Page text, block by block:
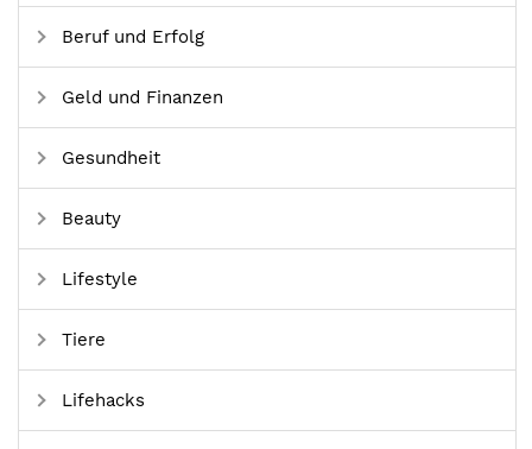
Beruf und Erfolg
Geld und Finanzen
Gesundheit
Beauty
Lifestyle
Tiere
Lifehacks